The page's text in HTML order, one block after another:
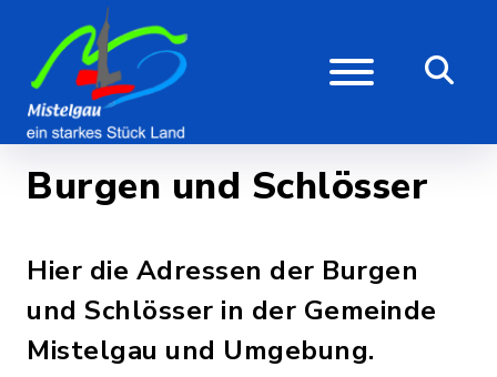
Burgen und Schlösser
Hier die Adressen der Burgen
und Schlösser in der Gemeinde
Mistelgau und Umgebung.